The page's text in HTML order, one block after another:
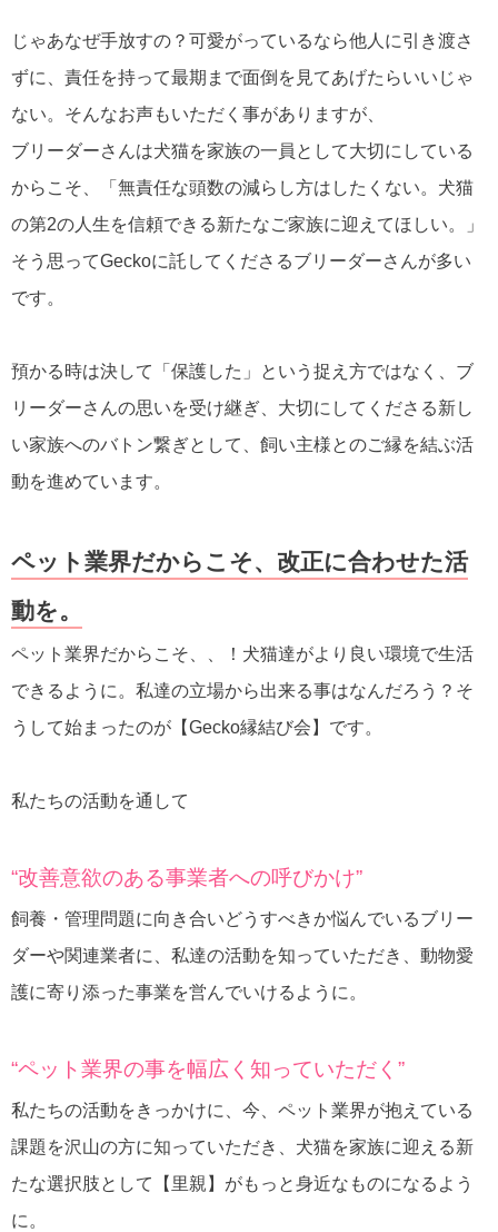
じゃあなぜ手放すの？可愛がっているなら他人に引き渡さ
ずに、責任を持って最期まで面倒を見てあげたらいいじゃ
ない。そんなお声もいただく事がありますが、
ブリーダーさんは犬猫を家族の一員として大切にしている
からこそ、「無責任な頭数の減らし方はしたくない。犬猫
の第2の人生を信頼できる新たなご家族に迎えてほしい。」
そう思ってGeckoに託してくださるブリーダーさんが多い
です。
預かる時は決して「保護した」という捉え方ではなく、ブ
リーダーさんの思いを受け継ぎ、大切にしてくださる新し
い家族へのバトン繋ぎとして、飼い主様とのご縁を結ぶ活
動を進めています。
ペット業界だからこそ、改正に合わせた活
動を。
ペット業界だからこそ、、！犬猫達がより良い環境で生活
できるように。私達の立場から出来る事はなんだろう？そ
うして始まったのが【Gecko縁結び会】です。
私たちの活動を通して
“改善意欲のある事業者への呼びかけ”
飼養・管理問題に向き合いどうすべきか悩んでいるブリー
ダーや関連業者に、私達の活動を知っていただき、動物愛
護に寄り添った事業を営んでいけるように。
“ペット業界の事を幅広く知っていただく”
私たちの活動をきっかけに、今、ペット業界が抱えている
課題を沢山の方に知っていただき、犬猫を家族に迎える新
たな選択肢として【里親】がもっと身近なものになるよう
に。